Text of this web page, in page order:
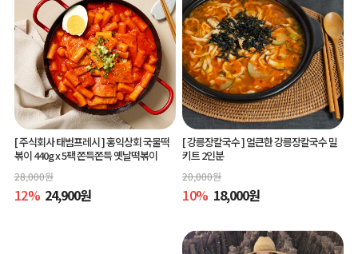
[ 주식회사 태범프레시 ]홍익상회 국물떡
볶이 440g x 5팩 쫀득쫀득 옛날떡볶이
28,000원
12% 24,900원
[ 강릉장칼국수 ]얼큰한 강릉장칼국수 밀
키트 2인분
20,000원
10% 18,000원